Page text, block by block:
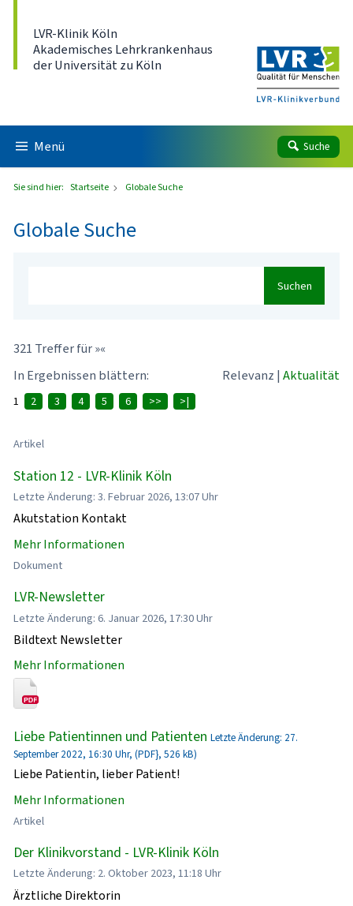
LVR-Klinik Köln
Akademisches Lehrkrankenhaus
der Universität zu Köln
Menü Suche
Sie sind hier: Startseite Globale Suche
Globale Suche
Suchen
321 Treffer für »«
In Ergebnissen blättern:
Relevanz | Aktualität
1 2 3 4 5 6 >> >|
Artikel
Station 12 - LVR-Klinik Köln
Letzte Änderung: 3. Februar 2026, 13:07 Uhr
Akutstation Kontakt
Mehr Informationen
Dokument
LVR-Newsletter
Letzte Änderung: 6. Januar 2026, 17:30 Uhr
Bildtext Newsletter
Mehr Informationen
Liebe Patientinnen und Patienten Letzte Änderung: 27.
September 2022, 16:30 Uhr, (PDF}, 526 kB)
Liebe Patientin, lieber Patient!
Mehr Informationen
Artikel
Der Klinikvorstand - LVR-Klinik Köln
Letzte Änderung: 2. Oktober 2023, 11:18 Uhr
Ärztliche Direktorin